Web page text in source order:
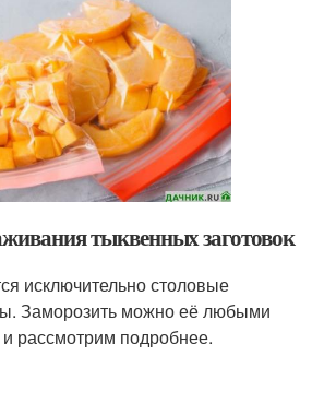
тыквенных заготовок
исключительно столовые
Заморозить можно её любыми
рассмотрим подробнее.